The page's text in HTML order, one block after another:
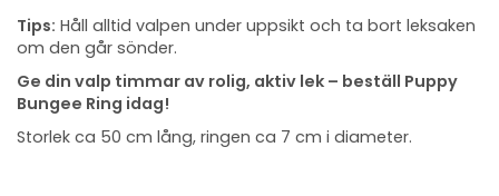
Tips: Håll alltid valpen under uppsikt och ta bort leksaken
om den går sönder.
Ge din valp timmar av rolig, aktiv lek – beställ Puppy
Bungee Ring idag!
Storlek ca 50 cm lång, ringen ca 7 cm i diameter.